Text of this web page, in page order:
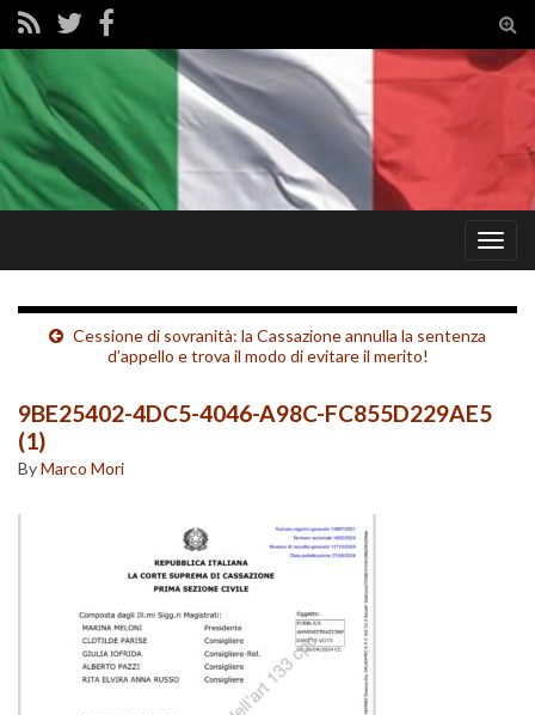
Cessione di sovranità: la Cassazione annulla la sentenza
d’appello e trova il modo di evitare il merito!
9BE25402-4DC5-4046-A98C-FC855D229AE5
(1)
ByMarco Mori